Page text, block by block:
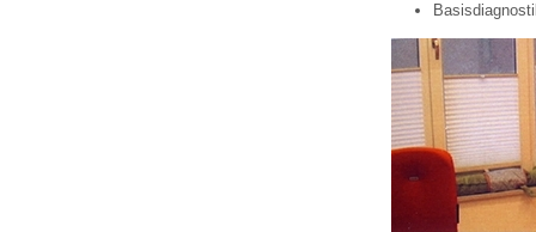
Familienzeit
U0-Vorsorge